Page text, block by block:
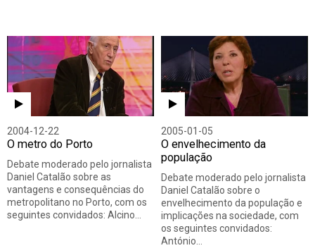
2004-12-22
O metro do Porto
Debate moderado pelo jornalista
Daniel Catalão sobre as
vantagens e consequências do
metropolitano no Porto, com os
seguintes convidados: Alcino…
2005-01-05
O envelhecimento da
população
Debate moderado pelo jornalista
Daniel Catalão sobre o
envelhecimento da população e
implicações na sociedade, com
os seguintes convidados:
António…